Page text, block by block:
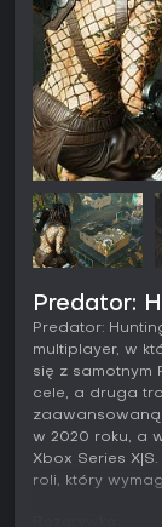
Predator:
Predator:
multiplayer, w
się z samotnym
cele, a druga
zaawansowaną
w 2020 roku, a
Xbox Series
roli, który